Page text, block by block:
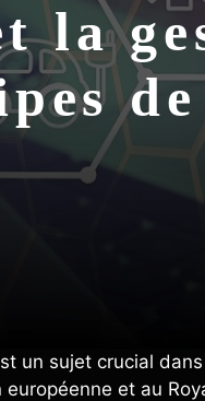
la
un sujet crucial
et au